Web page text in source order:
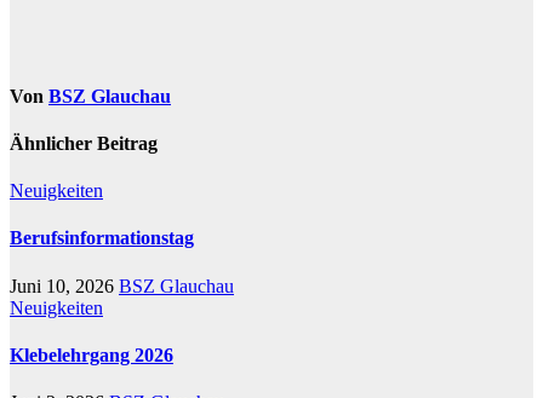
Von BSZ Glauchau
Ähnlicher Beitrag
Neuigkeiten
Berufsinformationstag
Juni 10, 2026 BSZ Glauchau
Neuigkeiten
Klebelehrgang 2026